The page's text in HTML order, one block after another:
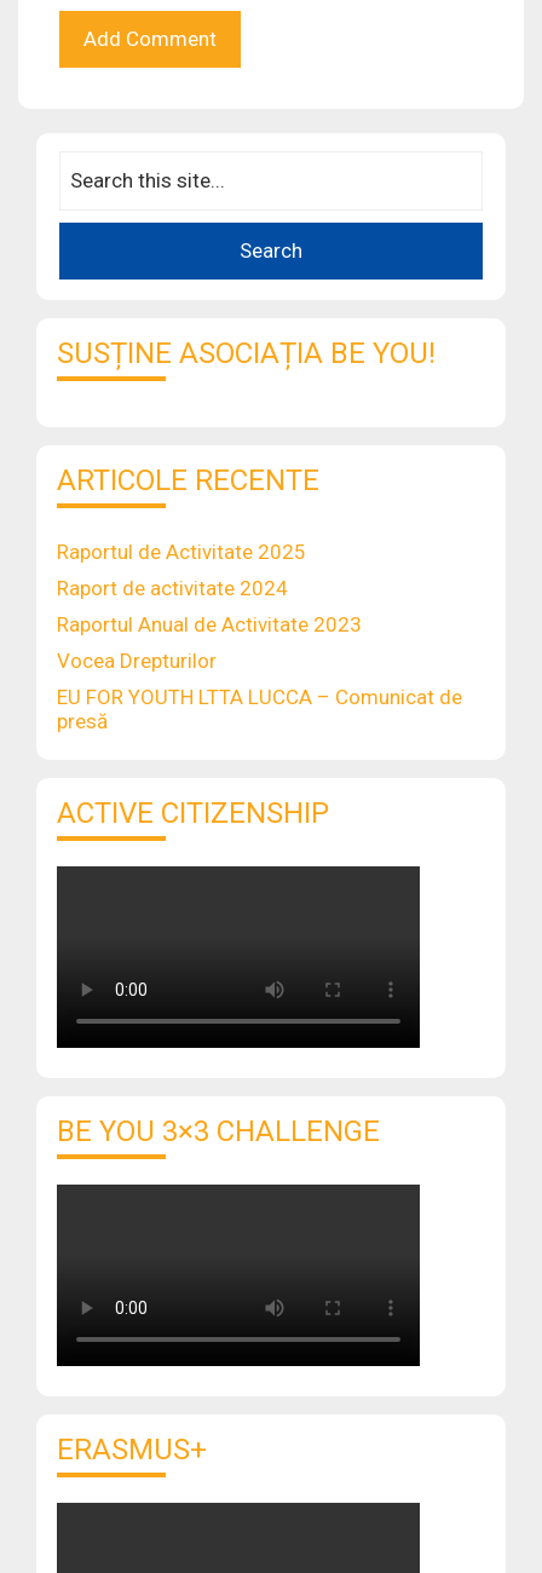
SUSȚINE ASOCIAȚIA BE YOU!
ARTICOLE RECENTE
Raportul de Activitate 2025
Raport de activitate 2024
Raportul Anual de Activitate 2023
Vocea Drepturilor
EU FOR YOUTH LTTA LUCCA – Comunicat de
presă
ACTIVE CITIZENSHIP
BE YOU 3×3 CHALLENGE
ERASMUS+